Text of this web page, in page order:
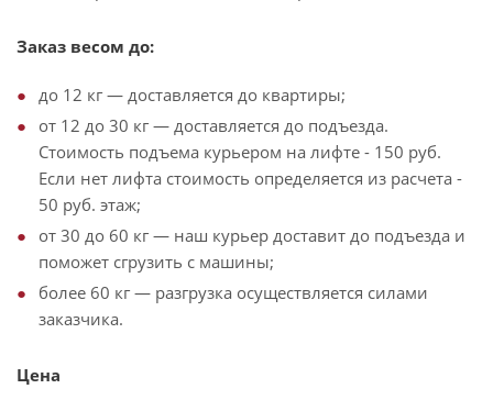
Заказ весом до:
до 12 кг — доставляется до квартиры;
от 12 до 30 кг — доставляется до подъезда.
Стоимость подъема курьером на лифте - 150 руб.
Если нет лифта стоимость определяется из расчета -
50 руб. этаж;
от 30 до 60 кг — наш курьер доставит до подъезда и
поможет сгрузить с машины;
более 60 кг — разгрузка осуществляется силами
заказчика.
Цена